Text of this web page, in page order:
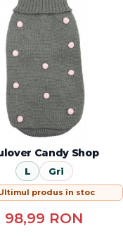
Candy Shop
L Gri
produs în stoc
98,99 RON